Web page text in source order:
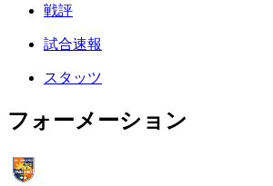
戦評
試合速報
スタッツ
フォーメーション